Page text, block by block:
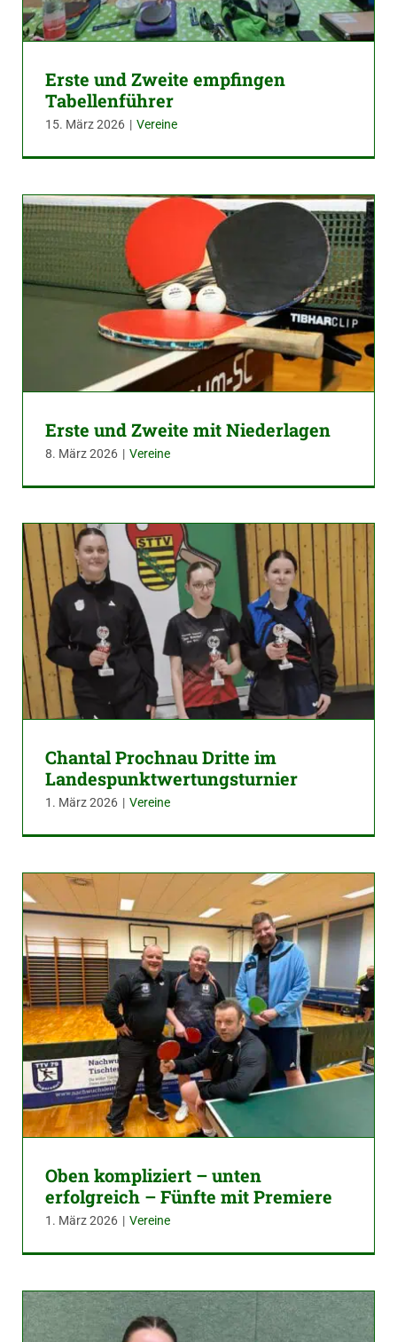
Erste und Zweite empfingen
Tabellenführer
15. März 2026 | Vereine
Erste und Zweite mit Niederlagen
8. März 2026 | Vereine
Chantal Prochnau Dritte im
Landespunktwertungsturnier
1. März 2026 | Vereine
Oben kompliziert – unten
erfolgreich – Fünfte mit Premiere
1. März 2026 | Vereine